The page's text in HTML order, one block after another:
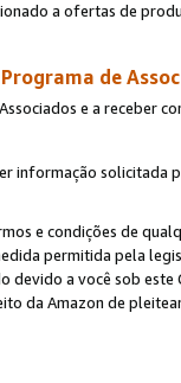
a ofertas de
de
e a receber
informação solicitada
e condições de
permitida pela
a você sob
da Amazon de